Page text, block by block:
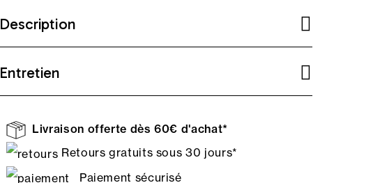
Description
Entretien
Livraison offerte dès 60€ d'achat*
Retours gratuits sous 30 jours*
Paiement sécurisé